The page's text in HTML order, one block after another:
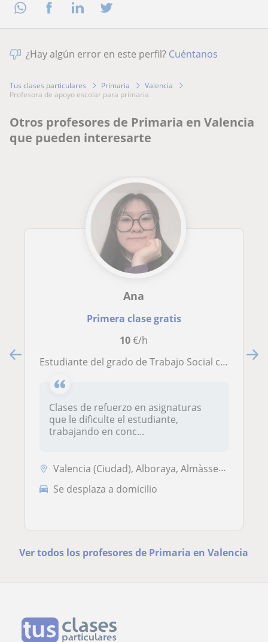
¿Hay algún error en este perfil? Cuéntanos
Tus clases particulares Primaria
Valencia
profesora de apoyo escolar para primaria
Otros profesores de Primaria en Valencia
que pueden interesarte
Ana
Primera clase gratis
10€/h
Estudiante del grado de Trabajo Social con aptitudes para atender a las dificultades en cualquier materia de alumnos de primaria
Clases de refuerzo en asignaturas
que le dificulte el estudiante,
trabajando en conc...
Valencia (Ciudad), Alboraya, Almàssera, Tavernes Blanques
Se desplaza a domicilio
Ver todos los profesores de Primaria en Valencia